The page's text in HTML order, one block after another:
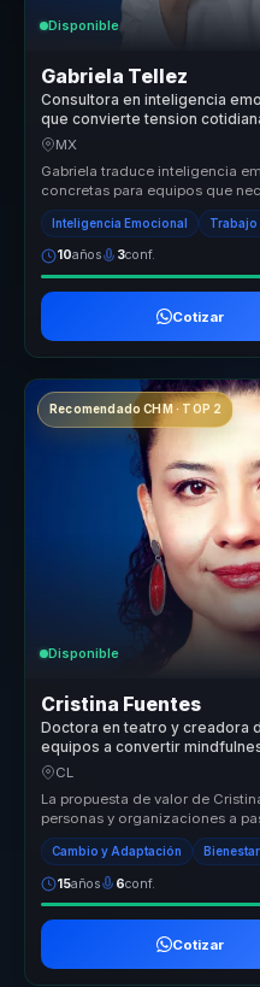
Disponible
Gabriela Tellez
Consultora en inteligencia
que convierte tension
lideres.
MX
Gabriela traduce inteligencia
concretas para equipos que
colaboracion y clima labor...
Inteligencia Emocional Trabajo
10años 3conf.
Cotizar
Recomendado CHM · TOP 2
Disponible
Cristina Fuentes
Doctora en teatro y creadora
equipos a convertir
adaptación al cambio.
CL
La propuesta de valor de
personas y organizaciones a
superficiales o des...
Cambio y Adaptación
15años 6conf.
Cotizar